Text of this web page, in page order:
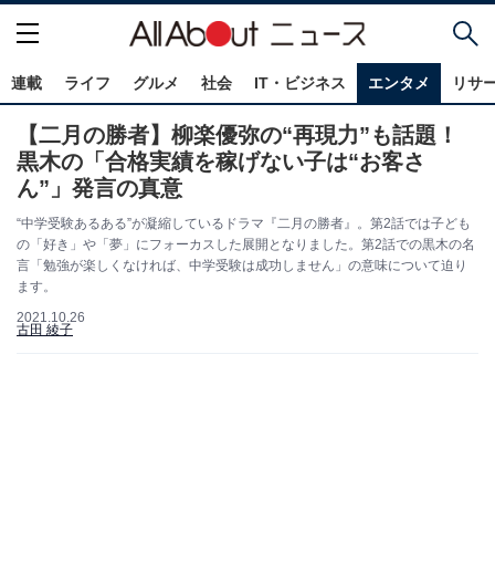
連載 ライフ グルメ 社会 IT・ビジネス エンタメ リサ
【二月の勝者】柳楽優弥の“再現力”も話題！
黒木の「合格実績を稼げない子は“お客さ
ん”」発言の真意
“中学受験あるある”が凝縮しているドラマ『二月の勝者』。第2話では子ども
の「好き」や「夢」にフォーカスした展開となりました。第2話での黒木の名
言「勉強が楽しくなければ、中学受験は成功しません」の意味について迫り
ます。
2021.10.26
古田 綾子